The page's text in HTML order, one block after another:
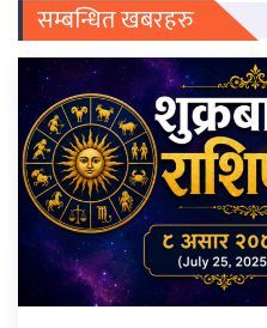
सम्बन्धित खबरहरु